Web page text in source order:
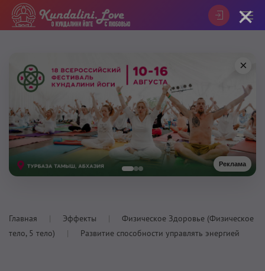
Реклама
×
Главная Эффекты
Физическое Здоровье (Физическое
тело, 5 тело)
Развитие способности управлять энергией
×